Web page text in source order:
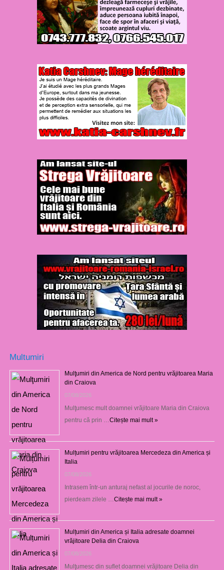
Multumiri
Mulţumiri din America de Nord pentru vrăjitoarea Maria
din Craiova
07/08/2026
Mulţumesc mult doamnei vrăjitoare Maria din Craiova
pentru că prin … Citește mai mult »
Mulțumiri pentru vrăjitoarea Mercedeza din America și
Italia
07/08/2026
Intrasem într-un anturaj nefast al jocurile de noroc,
pierdeam zilele … Citește mai mult »
Mulțumiri din America și Italia adresate doamnei
vrăjitoare Delia din Craiova
07/08/2026
Mulţumesc din suflet doamnei vrăjitoare Delia din